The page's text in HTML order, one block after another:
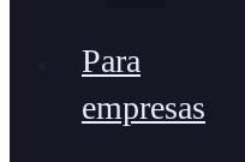
Para
empresas